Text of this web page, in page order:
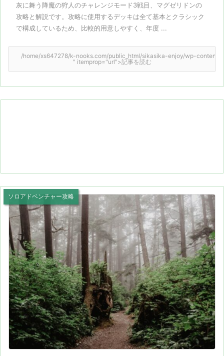
灰に舞う降魔の狩人のチャレンジモード3戦目、マグゼリドンの
攻略と解説です。攻略に使用するデッキは全て基本とクラシック
で構成しているため、比較的用意しやすく、年度 ...
/home/xs647278/k-nooks.com/public_html/sikasika-enjoy/wp-
" itemprop="url">記事を読む
ソロアドベンチャー攻略